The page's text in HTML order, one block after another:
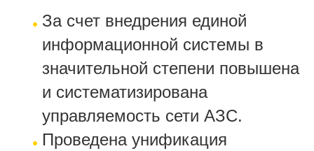
За счет внедрения единой
информационной системы в
значительной степени повышена
и систематизирована
управляемость сети АЗС.
Проведена унификация